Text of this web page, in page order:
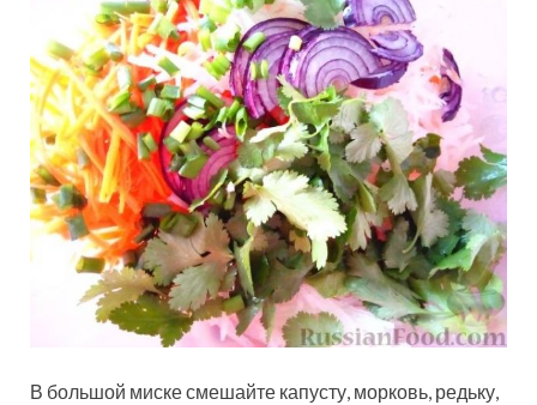
В большой миске смешайте капусту, морковь, редьку,